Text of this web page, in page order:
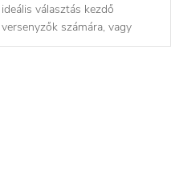
ideális választás kezdő
versenyzők számára, vagy
olyan versenyzők számára, akik